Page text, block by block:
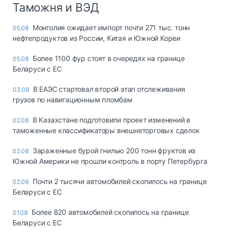
Таможня и ВЭД
05.08 Монголия ожидает импорт почти 271 тыс. тонн
нефтепродуктов из России, Китая и Южной Кореи
05.08 Более 1100 фур стоят в очередях на границе
Беларуси с ЕС
03.08 В ЕАЭС стартовал второй этап отслеживания
грузов по навигационным пломбам
02.08 В Казахстане подготовили проект изменений в
таможенные классификаторы внешнеторговых сделок
02.08 Зараженные бурой гнилью 200 тонн фруктов из
Южной Америки не прошли контроль в порту Петербурга
02.08 Почти 2 тысячи автомобилей скопилось на границе
Беларуси с ЕС
01.08 Более 820 автомобилей скопилось на границе
Беларуси с ЕС